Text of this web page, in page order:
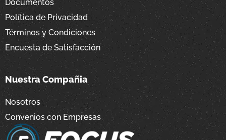
Documentos
Política de Privacidad
Términos y Condiciones
Encuesta de Satisfacción
Nuestra Compañia
Nosotros
Convenios con Empresas